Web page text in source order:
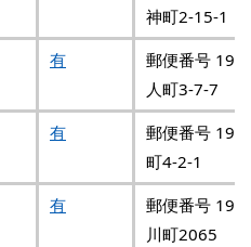
神町2-15-1
有
郵便番号
人町3-7-7
有
郵便番号
町4-2-1
有
郵便番号
川町2065